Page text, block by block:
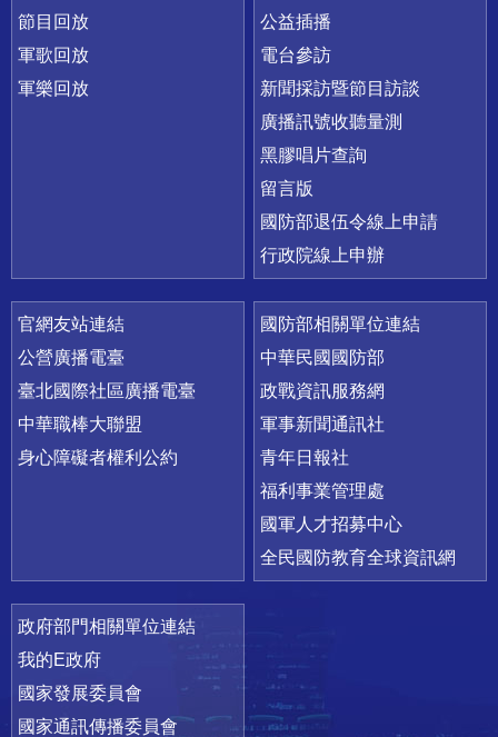
節目回放
軍歌回放
軍樂回放
公益插播
電台參訪
新聞採訪暨節目訪談
廣播訊號收聽量測
黑膠唱片查詢
留言版
國防部退伍令線上申請
行政院線上申辦
官網友站連結
公營廣播電臺
臺北國際社區廣播電臺
中華職棒大聯盟
身心障礙者權利公約
國防部相關單位連結
中華民國國防部
政戰資訊服務網
軍事新聞通訊社
青年日報社
福利事業管理處
國軍人才招募中心
全民國防教育全球資訊網
政府部門相關單位連結
我的E政府
國家發展委員會
國家通訊傳播委員會